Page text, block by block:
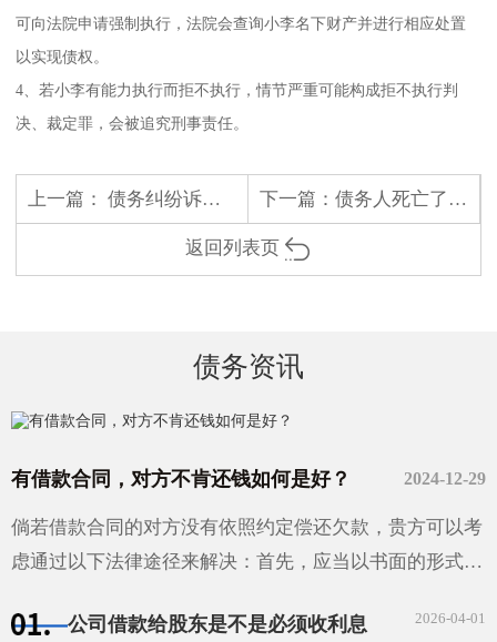
可向法院申请强制执行，法院会查询小李名下财产并进行相应处置
以实现债权。
4、若小李有能力执行而拒不执行，情节严重可能构成拒不执行判
决、裁定罪，会被追究刑事责任。
上一篇：债务纠纷诉讼时效过了怎么补救 下一篇： 债务人死亡了，担保责任的本金怎么承担
返回列表页
债务资讯
2024-12-29
有借款合同，对方不肯还钱如何是好？
倘若借款合同的对方没有依照约定偿还欠款，贵方可以考
虑通过以下法律途径来解决：首先，应当以书面的形式给
果经过催告···
2026-04-01
公司借款给股东是不是必须收利息